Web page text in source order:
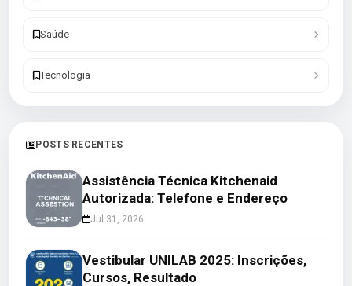
Saúde
Tecnologia
POSTS RECENTES
Assistência Técnica Kitchenaid
Autorizada: Telefone e Endereço
Jul 31, 2026
Vestibular UNILAB 2025: Inscrições,
Cursos, Resultado